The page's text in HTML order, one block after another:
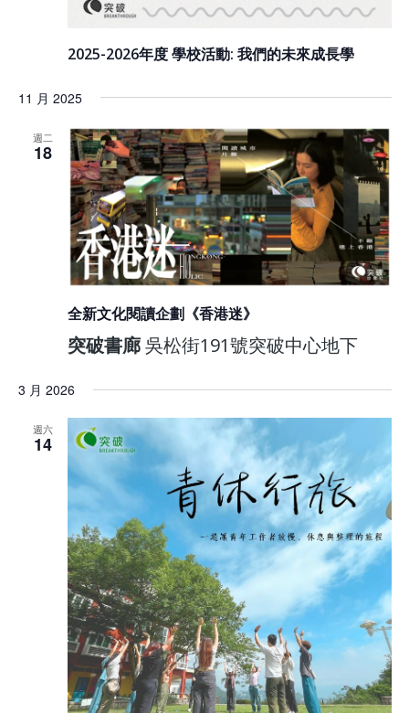
2025-2026年度 學校活動: 我們的未來成長學
11 月 2025
週二
18
全新文化閱讀企劃《香港迷》
突破書廊吳松街191號突破中心地下
3 月 2026
週六
14